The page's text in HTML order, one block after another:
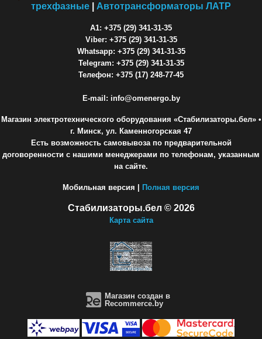
трехфазные
Автотрансформаторы ЛАТР
A1: +375 (29) 341-31-35
Viber: +375 (29) 341-31-35
Whatsapp: +375 (29) 341-31-35
Telegram: +375 (29) 341-31-35
Телефон: +375 (17) 248-77-45
E-mail: info@omenergo.by
Магазин электротехнического оборудования «Стабилизаторы.бел»•
г. Минск, ул. Каменногорская 47
Есть возможность самовывоза по предварительной
договоренности с нашими менеджерами по телефонам, указанным
на сайте.
Мобильная версия | Полная версия
Стабилизаторы.бел © 2026
Карта сайта
Магазин создан в
Recommerce.by